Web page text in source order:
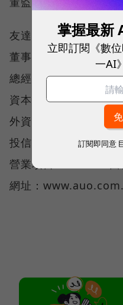
友達
董事長：李焜耀
總經理：陳炫彬
資本額：297億元
外資持股率：5.37％
投信持股率：19.13%
營業項目：TFT-LCD面
網址：
掌握最新
立即訂閱《數
一AI
訂閱即同意